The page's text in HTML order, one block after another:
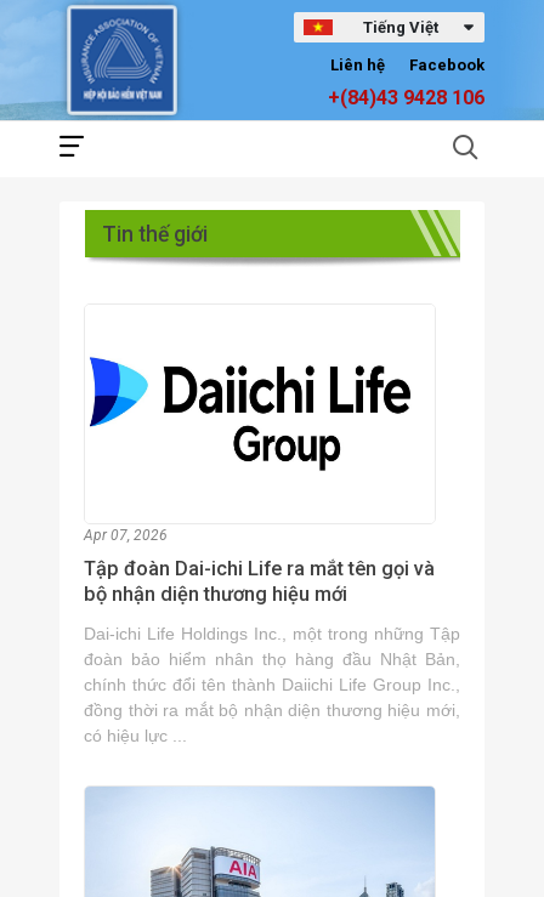
Tiếng Việt
Facebook
Liên hệ
+(84)43 9428 106
Tin thế giới
Apr 07, 2026
Tập đoàn Dai-ichi Life ra mắt tên gọi và
bộ nhận diện thương hiệu mới
Dai-ichi Life Holdings Inc., một trong những Tập
đoàn bảo hiểm nhân thọ hàng đầu Nhật Bản,
chính thức đổi tên thành Daiichi Life Group Inc.,
đồng thời ra mắt bộ nhận diện thương hiệu mới,
có hiệu lực ...